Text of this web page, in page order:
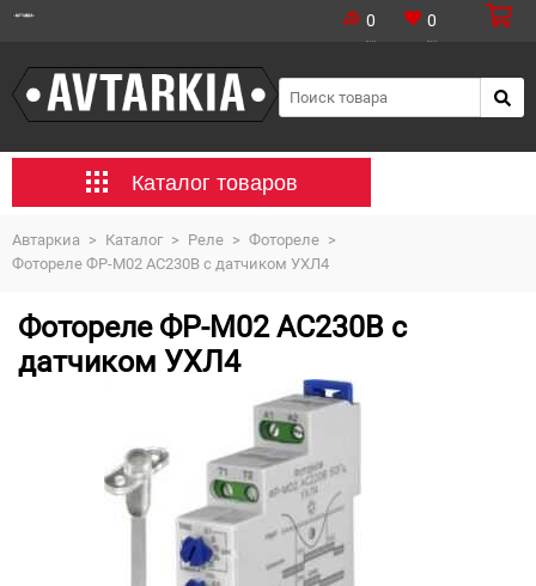
0 0
Каталог товаров
Автаркиа > Каталог > Реле > Фотореле >
Фотореле ФР-М02 AC230B с датчиком УХЛ4
Фотореле ФР-М02 AC230B с
датчиком УХЛ4